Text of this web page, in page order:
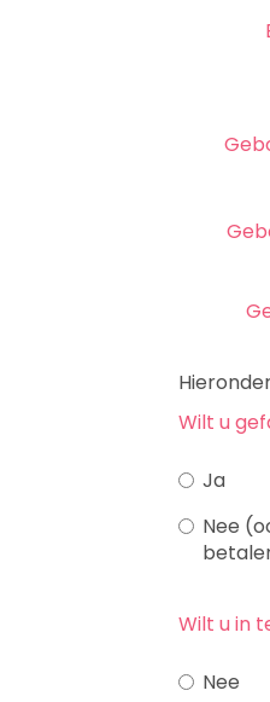
Wilt u
Ja
Nee
Wilt u in
Nee